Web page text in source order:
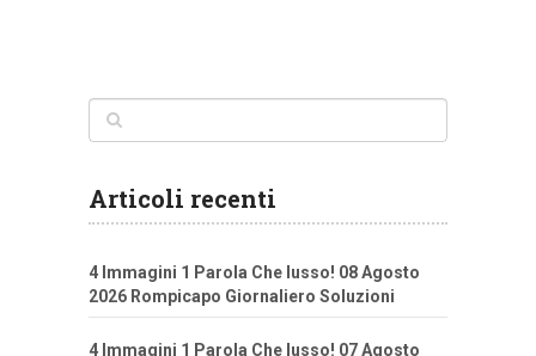
Articoli recenti
4 Immagini 1 Parola Che lusso! 08 Agosto
2026 Rompicapo Giornaliero Soluzioni
4 Immagini 1 Parola Che lusso! 07 Agosto